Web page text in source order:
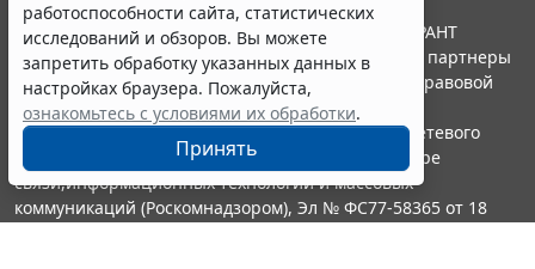
работоспособности сайта, статистических
исследований и обзоров. Вы можете
запретить обработку указанных данных в
настройках браузера. Пожалуйста,
ознакомьтесь с условиями их обработки.
Принять
© ООО "НПП "ГАРАНТ-СЕРВИС", 2026. Система ГАРАНТ
выпускается с 1990 года. Компания "Гарант" и ее партнеры
являются участниками Российской ассоциации правовой
информации ГАРАНТ.
Портал ГАРАНТ.РУ зарегистрирован в качестве сетевого
издания Федеральной службой по надзору в сфере
связи,информационных технологий и массовых
коммуникаций (Роскомнадзором), Эл № ФС77-58365 от 18